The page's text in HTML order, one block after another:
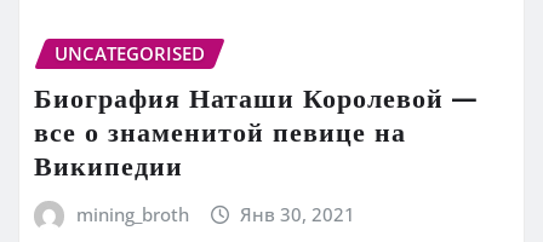
UNCATEGORISED
Биография Наташи Королевой —
все о знаменитой певице на
Википедии
mining_broth Янв 30, 2021